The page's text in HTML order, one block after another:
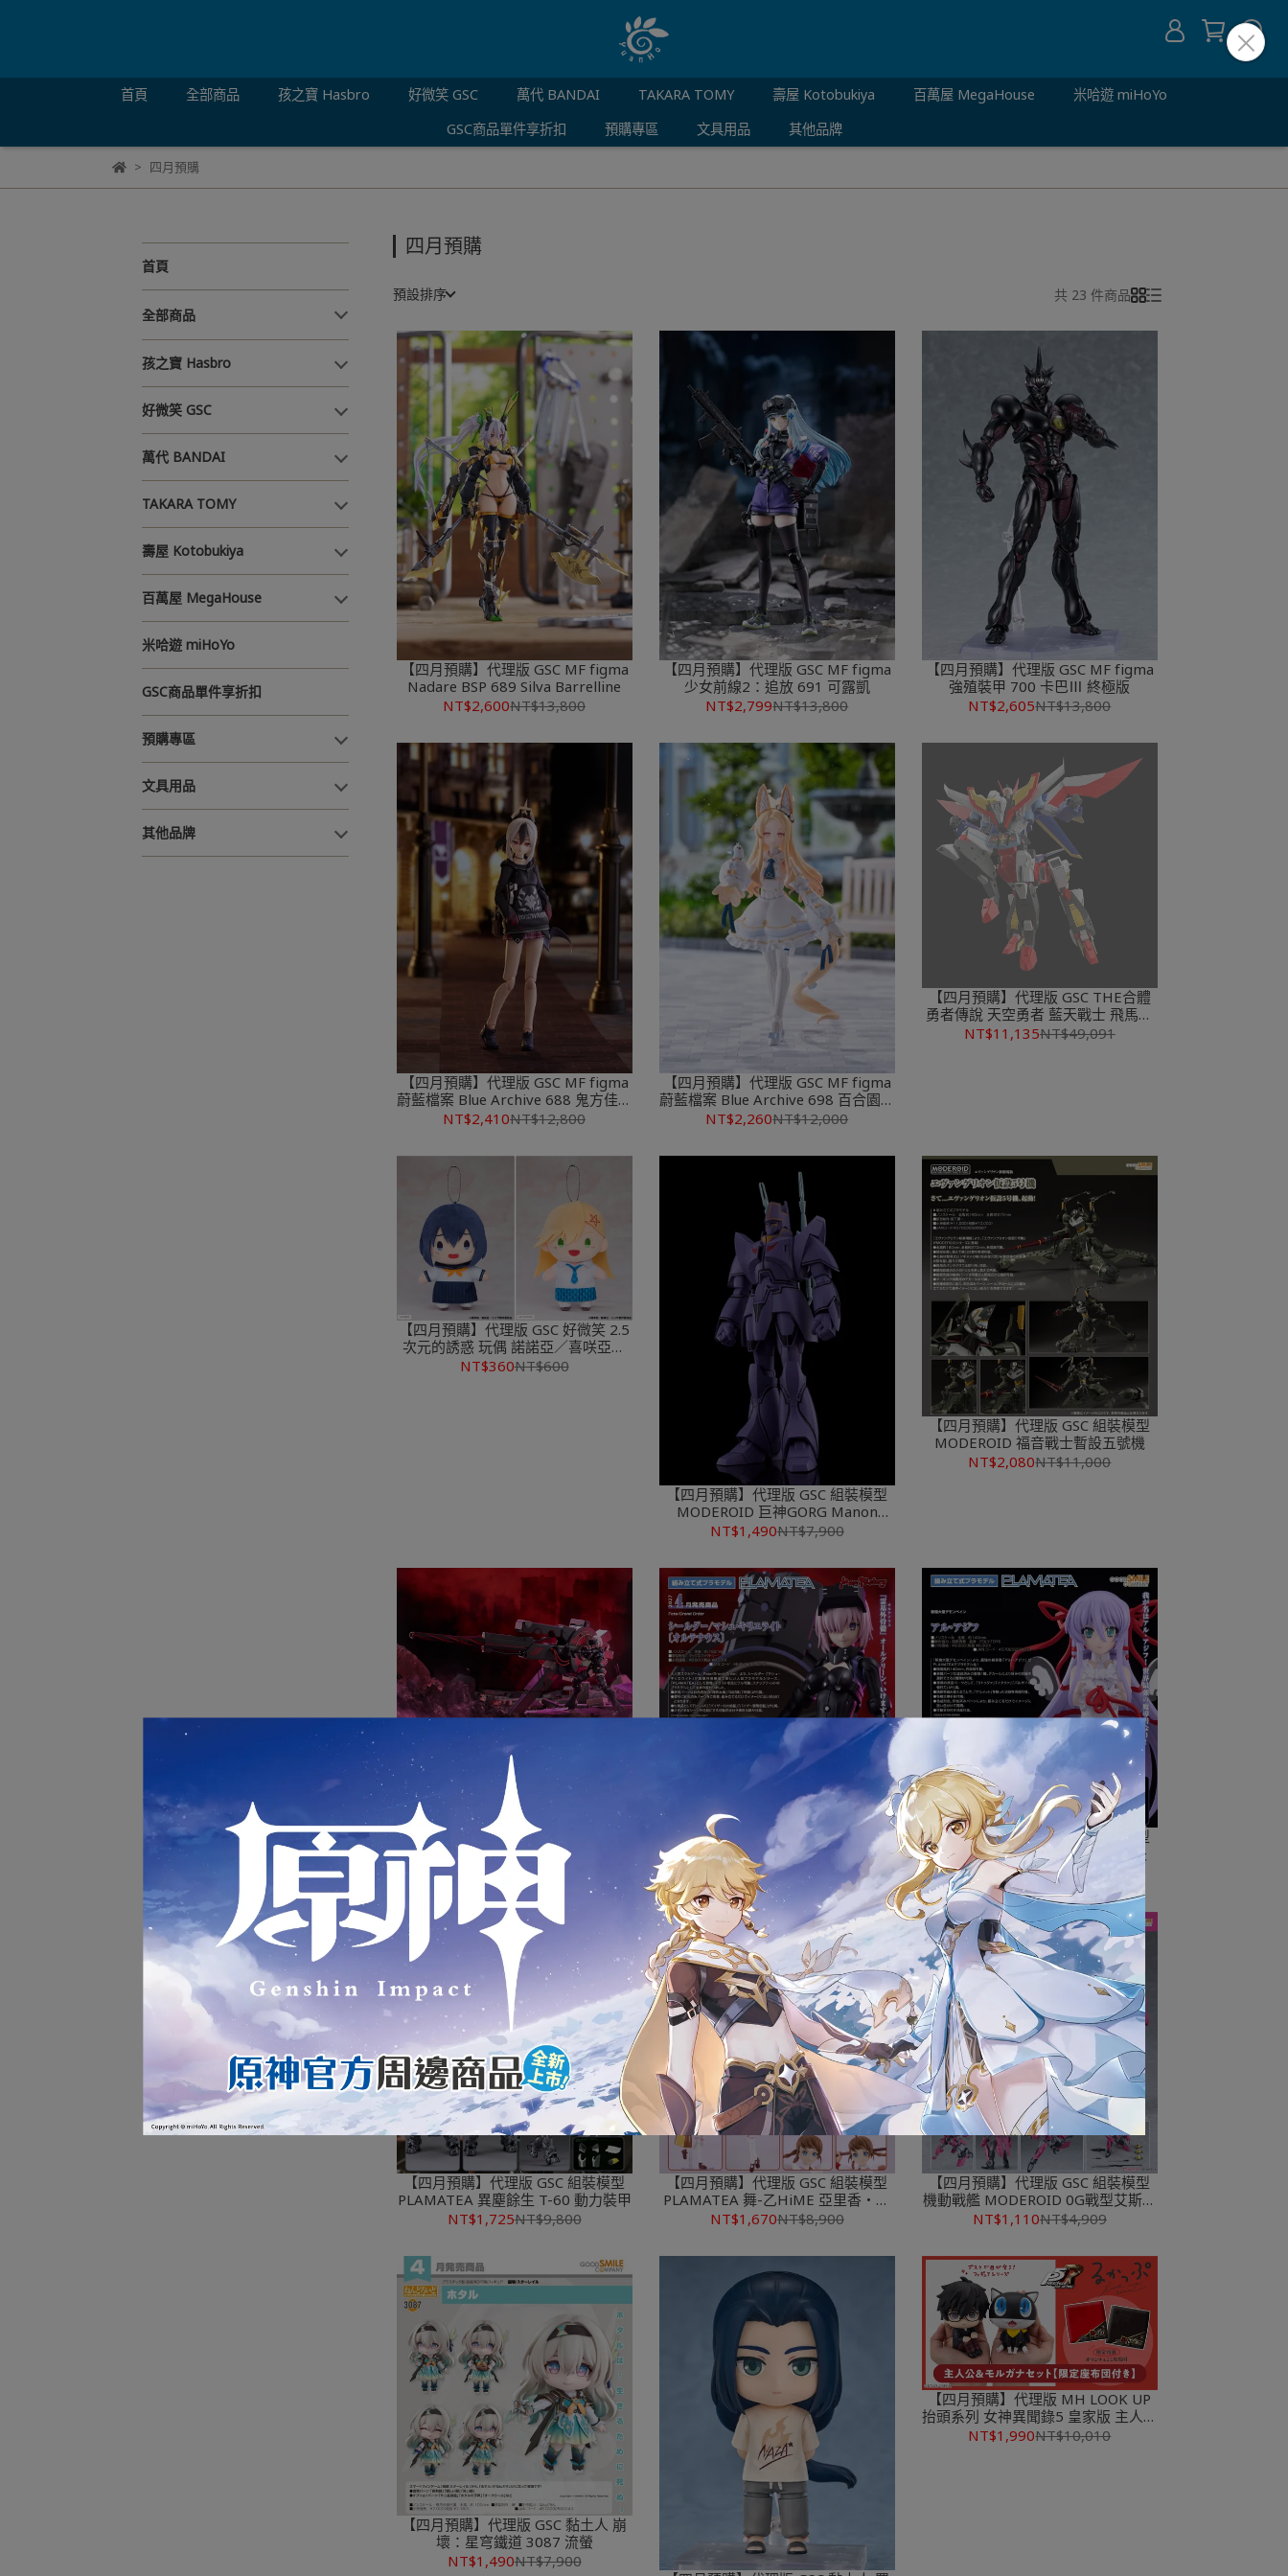
首頁 全部商品 孩之寶 Hasbro 好微笑 GSC 萬代 BANDAI TAKARA TOMY 壽屋 Kotobukiya 百萬屋 MegaHouse
米哈遊 miHoYo
GSC商品單件享折扣
預購專區 文具用品 其他品牌
四月預購
首頁
全部商品
孩之寶 Hasbro
好微笑 GSC
萬代 BANDAI
TAKARA TOMY
壽屋 Kotobukiya
百萬屋 MegaHouse
米哈遊 miHoYo
GSC商品單件享折扣
預購專區
文具用品
其他品牌
四月預購
預設排序 共 23 件商品
【四月預購】代理版 GSC MF figma
Nadare BSP 689 Silva Barrelline
NT$2,600NT$13,800
【四月預購】代理版 GSC MF figma
少女前線2：追放 691 可露凱
NT$2,799NT$13,800
【四月預購】代理版 GSC MF figma
強殖裝甲 700 卡巴Ⅲ 終極版
NT$2,605NT$13,800
【四月預購】代理版 GSC MF figma
蔚藍檔案 Blue Archive 688 鬼方佳世
子
NT$2,410NT$12,800
【四月預購】代理版 GSC MF figma
蔚藍檔案 Blue Archive 698 百合園聖
亞
NT$2,260NT$12,000
【四月預購】代理版 GSC THE合體
勇者傳說 天空勇者 藍天戰士 飛馬戰
士
NT$11,135NT$49,091
【四月預購】代理版 GSC 好微笑 2.5
次元的誘惑 玩偶 諾諾亞／喜咲亞理
亞 約15公分
NT$360NT$600
【四月預購】代理版 GSC 組裝模型
MODEROID 巨神GORG Manon
Guardian
NT$1,490NT$7,900
【四月預購】代理版 GSC 組裝模型
MODEROID 福音戰士暫設五號機
NT$2,080NT$11,000
【四月預購】代理版 GSC 組裝模型
PLAMATEA FGO FATE 瑪修 Black
Barrel
NT$3,350 NT$17,800
【四月預購】代理版 GSC 組裝模型
PLAMATEA FGO FATE 瑪修·基利艾
拉特 奧特瑙斯
NT$1,650NT$8,800
【四月預購】代理版 GSC 組裝模型
PLAMATEA 斬魔大聖 阿爾·阿吉夫
NT$1,660NT$8,800
【四月預購】代理版 GSC 組裝模型
PLAMATEA 異塵餘生 T-60 動力裝甲
NT$1,725NT$9,800
【四月預購】代理版 GSC 組裝模型
PLAMATEA 舞-乙HiME 亞里香‧夢
宮
NT$1,670NT$8,900
【四月預購】代理版 GSC 組裝模型
機動戰艦 MODEROID 0G戰型艾斯特
巴利斯
NT$1,110NT$4,909
【四月預購】代理版 GSC 黏土人 崩
壞：星穹鐵道 3087 流螢
NT$1,490NT$7,900
【四月預購】代理版 MH LOOK UP
抬頭系列 女神異聞錄5 皇家版 主人公
&摩爾加納 套組【含特典】
NT$1,990NT$10,010